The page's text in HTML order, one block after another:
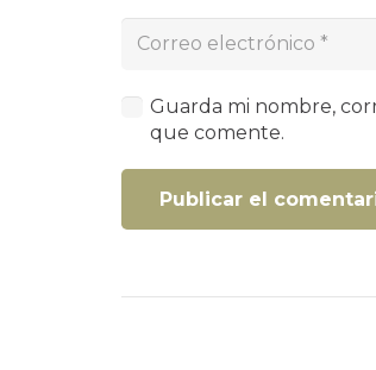
Guarda mi nombre,
que comente.
Publicar el